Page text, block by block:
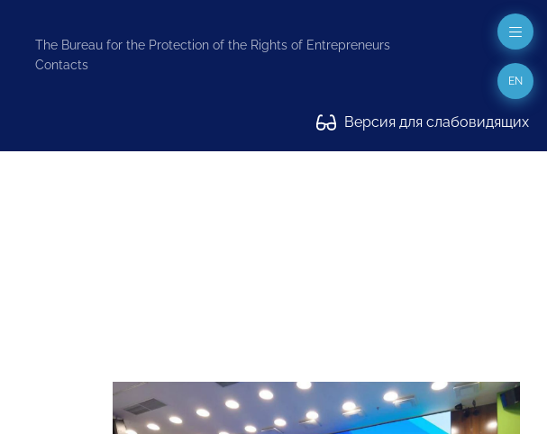
The Bureau for the Protection of the Rights of Entrepreneurs
Contacts
Версия для слабовидящих
EN